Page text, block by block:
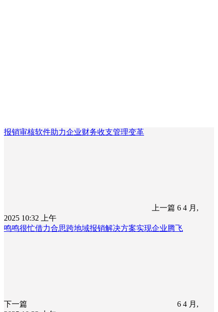
报销审核软件助力企业财务收支管理变革
上一篇 6 4 月,
2025 10:32 上午
鸣鸣很忙借力合思跨地域报销解决方案实现企业腾飞
下一篇
6 4 月,